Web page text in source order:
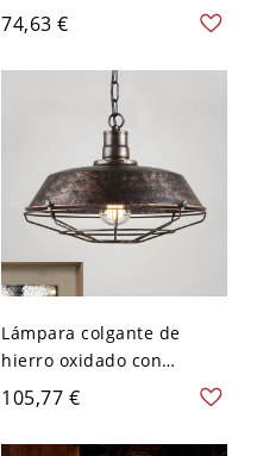
Height 1 Head Clear Glass
Wall Lighting in Antique
Bronze - 110 A 120 V
Bronce antiguo 35,56 cm
74,63 €
Lámpara colgante de
hierro oxidado con
pantalla de granero,
iluminación de techo de
granja de 1 luz, 10" de
105,77 €